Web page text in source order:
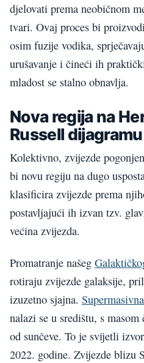
djelovati prema neobičnom
tvari. Ovaj proces bi
osim fuzije vodika,
urušavanje i čineći ih
mladost se stalno obnavlja.
Nova regija na
Russell dijagramu
Kolektivno, zvijezde
bi novu regiju na dugo
klasificira zvijezde prema
postavljajući ih izvan tzv.
većina zvijezda.
Promatranje našeg
rotiraju zvijezde galaksije,
izuzetno sjajna.
nalazi se u središtu, s
od sunčeve. To je svijetli
2022. godine. Zvijezde blizu